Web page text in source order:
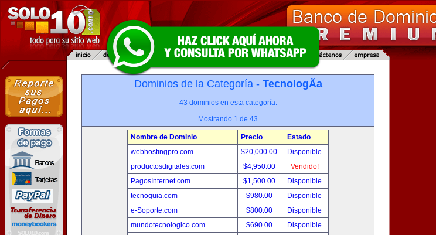
Dominios de la Categoría - TecnologÃ­a
43 dominios en esta categoría.
Mostrando 1 de 43
Nombre de Dominio Precio
Estado
webhostingpro.com
$20,000.00
Disponible
productosdigitales.com
$4,950.00
Vendido!
PagosInternet.com
$1,500.00
Disponible
tecnoguia.com
$980.00
Disponible
e-Soporte.com
$800.00
Disponible
mundotecnologico.com
$690.00
Disponible